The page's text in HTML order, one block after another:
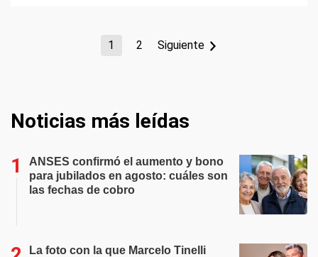
1 2 Siguiente
Noticias más leídas
ANSES confirmó el aumento y bono
para jubilados en agosto: cuáles son
las fechas de cobro
La foto con la que Marcelo Tinelli